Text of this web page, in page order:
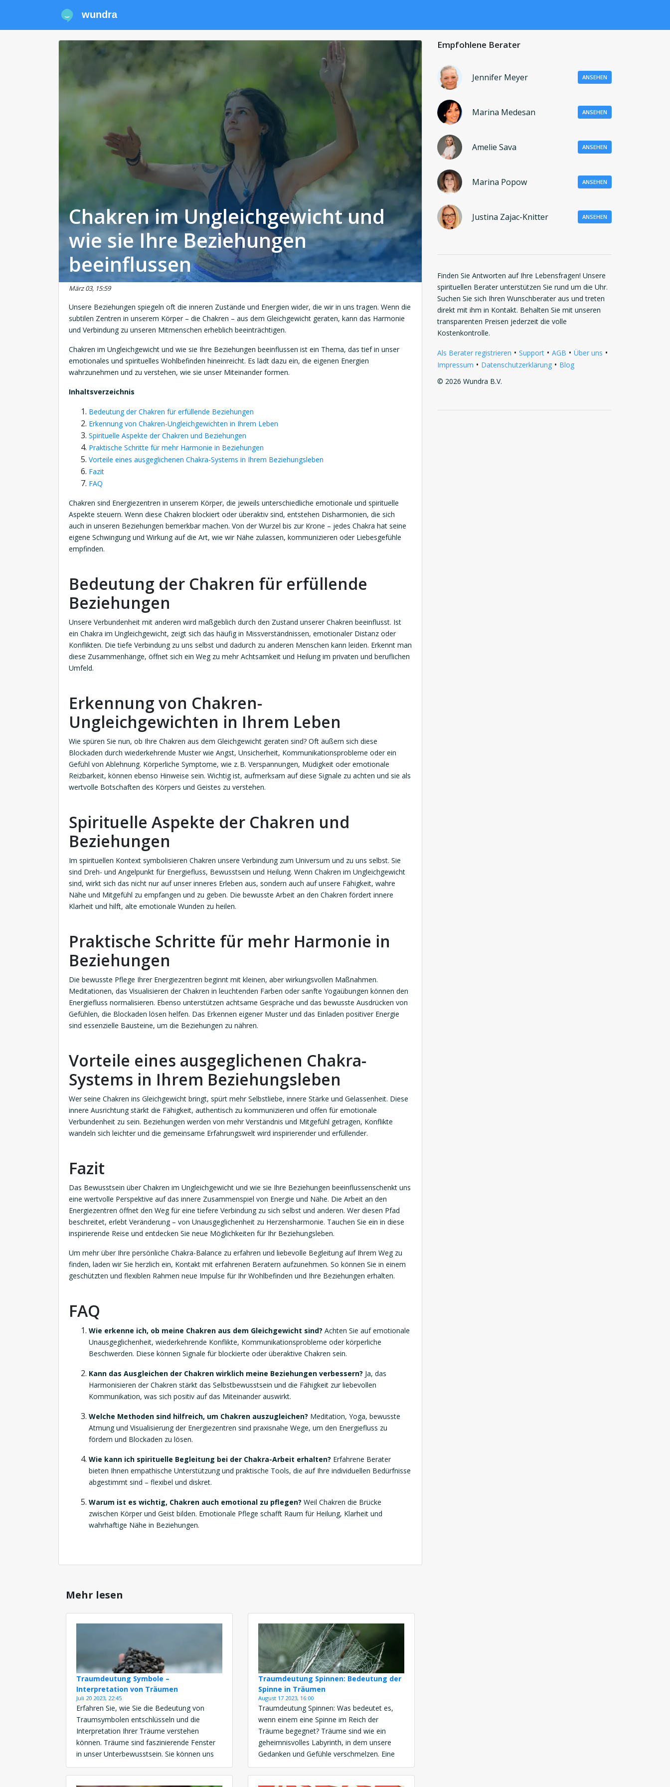
wundra
Chakren im Ungleichgewicht und
wie sie Ihre Beziehungen
beeinflussen
März 03, 15:59
Unsere Beziehungen spiegeln oft die inneren Zustände und Energien wider, die wir in uns tragen. Wenn die
subtilen Zentren in unserem Körper – die Chakren – aus dem Gleichgewicht geraten, kann das Harmonie
und Verbindung zu unseren Mitmenschen erheblich beeinträchtigen.
Chakren im Ungleichgewicht und wie sie Ihre Beziehungen beeinflussen ist ein Thema, das tief in unser
emotionales und spirituelles Wohlbefinden hineinreicht. Es lädt dazu ein, die eigenen Energien
wahrzunehmen und zu verstehen, wie sie unser Miteinander formen.
Inhaltsverzeichnis
Bedeutung der Chakren für erfüllende Beziehungen
Erkennung von Chakren-Ungleichgewichten in Ihrem Leben
Spirituelle Aspekte der Chakren und Beziehungen
Praktische Schritte für mehr Harmonie in Beziehungen
Vorteile eines ausgeglichenen Chakra-Systems in Ihrem Beziehungsleben
Fazit
FAQ
Chakren sind Energiezentren in unserem Körper, die jeweils unterschiedliche emotionale und spirituelle
Aspekte steuern. Wenn diese Chakren blockiert oder überaktiv sind, entstehen Disharmonien, die sich
auch in unseren Beziehungen bemerkbar machen. Von der Wurzel bis zur Krone – jedes Chakra hat seine
eigene Schwingung und Wirkung auf die Art, wie wir Nähe zulassen, kommunizieren oder Liebesgefühle
empfinden.
Bedeutung der Chakren für erfüllende
Beziehungen
Unsere Verbundenheit mit anderen wird maßgeblich durch den Zustand unserer Chakren beeinflusst. Ist
ein Chakra im Ungleichgewicht, zeigt sich das häufig in Missverständnissen, emotionaler Distanz oder
Konflikten. Die tiefe Verbindung zu uns selbst und dadurch zu anderen Menschen kann leiden. Erkennt man
diese Zusammenhänge, öffnet sich ein Weg zu mehr Achtsamkeit und Heilung im privaten und beruflichen
Umfeld.
Erkennung von Chakren-
Ungleichgewichten in Ihrem Leben
Wie spüren Sie nun, ob Ihre Chakren aus dem Gleichgewicht geraten sind? Oft äußern sich diese
Blockaden durch wiederkehrende Muster wie Angst, Unsicherheit, Kommunikationsprobleme oder ein
Gefühl von Ablehnung. Körperliche Symptome, wie z. B. Verspannungen, Müdigkeit oder emotionale
Reizbarkeit, können ebenso Hinweise sein. Wichtig ist, aufmerksam auf diese Signale zu achten und sie als
wertvolle Botschaften des Körpers und Geistes zu verstehen.
Spirituelle Aspekte der Chakren und
Beziehungen
Im spirituellen Kontext symbolisieren Chakren unsere Verbindung zum Universum und zu uns selbst. Sie
sind Dreh- und Angelpunkt für Energiefluss, Bewusstsein und Heilung. Wenn Chakren im Ungleichgewicht
sind, wirkt sich das nicht nur auf unser inneres Erleben aus, sondern auch auf unsere Fähigkeit, wahre
Nähe und Mitgefühl zu empfangen und zu geben. Die bewusste Arbeit an den Chakren fördert innere
Klarheit und hilft, alte emotionale Wunden zu heilen.
Praktische Schritte für mehr Harmonie in
Beziehungen
Die bewusste Pflege Ihrer Energiezentren beginnt mit kleinen, aber wirkungsvollen Maßnahmen.
Meditationen, das Visualisieren der Chakren in leuchtenden Farben oder sanfte Yogaübungen können den
Energiefluss normalisieren. Ebenso unterstützen achtsame Gespräche und das bewusste Ausdrücken von
Gefühlen, die Blockaden lösen helfen. Das Erkennen eigener Muster und das Einladen positiver Energie
sind essenzielle Bausteine, um die Beziehungen zu nähren.
Vorteile eines ausgeglichenen Chakra-
Systems in Ihrem Beziehungsleben
Wer seine Chakren ins Gleichgewicht bringt, spürt mehr Selbstliebe, innere Stärke und Gelassenheit. Diese
innere Ausrichtung stärkt die Fähigkeit, authentisch zu kommunizieren und offen für emotionale
Verbundenheit zu sein. Beziehungen werden von mehr Verständnis und Mitgefühl getragen, Konflikte
wandeln sich leichter und die gemeinsame Erfahrungswelt wird inspirierender und erfüllender.
Fazit
Das Bewusstsein über Chakren im Ungleichgewicht und wie sie Ihre Beziehungen beeinflussenschenkt uns
eine wertvolle Perspektive auf das innere Zusammenspiel von Energie und Nähe. Die Arbeit an den
Energiezentren öffnet den Weg für eine tiefere Verbindung zu sich selbst und anderen. Wer diesen Pfad
beschreitet, erlebt Veränderung – von Unausgeglichenheit zu Herzensharmonie. Tauchen Sie ein in diese
inspirierende Reise und entdecken Sie neue Möglichkeiten für Ihr Beziehungsleben.
Um mehr über Ihre persönliche Chakra-Balance zu erfahren und liebevolle Begleitung auf Ihrem Weg zu
finden, laden wir Sie herzlich ein, Kontakt mit erfahrenen Beratern aufzunehmen. So können Sie in einem
geschützten und flexiblen Rahmen neue Impulse für Ihr Wohlbefinden und Ihre Beziehungen erhalten.
FAQ
Wie erkenne ich, ob meine Chakren aus dem Gleichgewicht sind? Achten Sie auf emotionale
Unausgeglichenheit, wiederkehrende Konflikte, Kommunikationsprobleme oder körperliche
Beschwerden. Diese können Signale für blockierte oder überaktive Chakren sein.
Kann das Ausgleichen der Chakren wirklich meine Beziehungen verbessern? Ja, das
Harmonisieren der Chakren stärkt das Selbstbewusstsein und die Fähigkeit zur liebevollen
Kommunikation, was sich positiv auf das Miteinander auswirkt.
Welche Methoden sind hilfreich, um Chakren auszugleichen? Meditation, Yoga, bewusste
Atmung und Visualisierung der Energiezentren sind praxisnahe Wege, um den Energiefluss zu
fördern und Blockaden zu lösen.
Wie kann ich spirituelle Begleitung bei der Chakra-Arbeit erhalten? Erfahrene Berater
bieten Ihnen empathische Unterstützung und praktische Tools, die auf Ihre individuellen Bedürfnisse
abgestimmt sind – flexibel und diskret.
Warum ist es wichtig, Chakren auch emotional zu pflegen? Weil Chakren die Brücke
zwischen Körper und Geist bilden. Emotionale Pflege schafft Raum für Heilung, Klarheit und
wahrhaftige Nähe in Beziehungen.
Mehr lesen
Traumdeutung Symbole –
Interpretation von Träumen
Juli 20 2023, 22:45
Erfahren Sie, wie Sie die Bedeutung von
Traumsymbolen entschlüsseln und die
Interpretation Ihrer Träume verstehen
können. Träume sind faszinierende Fenster
in unser Unterbewusstsein. Sie können uns
Einblicke in unsere Wünsche, Ängste und
Gedanken geben. Oft sind sie jedoch
Traumdeutung Spinnen: Bedeutung der
Spinne in Träumen
August 17 2023, 16:00
Traumdeutung Spinnen: Was bedeutet es,
wenn einem eine Spinne im Reich der
Träume begegnet? Träume sind wie ein
geheimnisvolles Labyrinth, in dem unsere
Gedanken und Gefühle verschmelzen. Eine
faszinierende Erscheinung, die immer wieder
auftauchen kann, ist die Spinne. In den
Empfohlene Berater
Jennifer Meyer ANSEHEN
Marina Medesan ANSEHEN
Amelie Sava ANSEHEN
Marina Popow ANSEHEN
Justina Zajac-Knitter ANSEHEN
Finden Sie Antworten auf Ihre Lebensfragen! Unsere
spirituellen Berater unterstützen Sie rund um die Uhr.
Suchen Sie sich Ihren Wunschberater aus und treten
direkt mit ihm in Kontakt. Behalten Sie mit unseren
transparenten Preisen jederzeit die volle
Kostenkontrolle.
Als Berater registrieren • Support • AGB • Über uns •
Impressum • Datenschutzerklärung • Blog
© 2026 Wundra B.V.